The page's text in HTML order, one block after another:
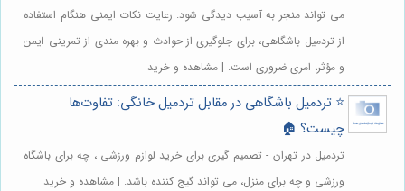
می تواند منجر به آسیب دیدگی شود. رعایت نکات ایمنی هنگام استفاده
از تردمیل باشگاهی، برای جلوگیری از حوادث و بهره مندی از تمرینی ایمن
و مؤثر، امری ضروری است. | مشاهده و خرید
⭐️ تردمیل باشگاهی در مقابل تردمیل خانگی: تفاوت‌ها
چیست؟ 🏠
تردمیل در تهران - تصمیم گیری برای خرید لوازم ورزشی ، چه برای باشگاه
ورزشی و چه برای منزل، می تواند گیج کننده باشد. | مشاهده و خرید